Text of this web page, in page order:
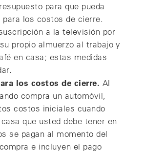
para que pueda
para los costos de cierre.
a la televisión por
propio almuerzo al trabajo y
en casa; estas medidas
los costos de cierre. Al
compra un automóvil,
costos iniciales cuando
que usted debe tener en
se pagan al momento del
e incluyen el pago